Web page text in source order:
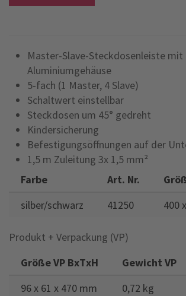
Master-Slave-Steckdosenleiste mit
Aluminiumgehäuse
5-fach (1 Master, 4 Slave)
Schaltwert einstellbar
Steckdosen um 45° gedreht
Kindersicherung
Befestigungsöffnungen auf der
1,5 m Zuleitung 3x 1,5 mm²
Farbe
Art. Nr.
silber/schwarz
41250 400
Produkt + Verpackung (VP)
Größe VP BxTxH
Gewicht VP
96 x 61 x 470 mm
0,72 kg